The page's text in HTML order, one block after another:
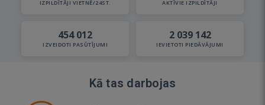
IZPILDĪTĀJI VIETNĒ/24ST. AKTĪVIE IZPILDĪTĀJI
454 012
IZVEIDOTI PASŪTĪJUMI
2 039 142
IEVIETOTI PIEDĀVĀJUMI
Kā tas darbojas